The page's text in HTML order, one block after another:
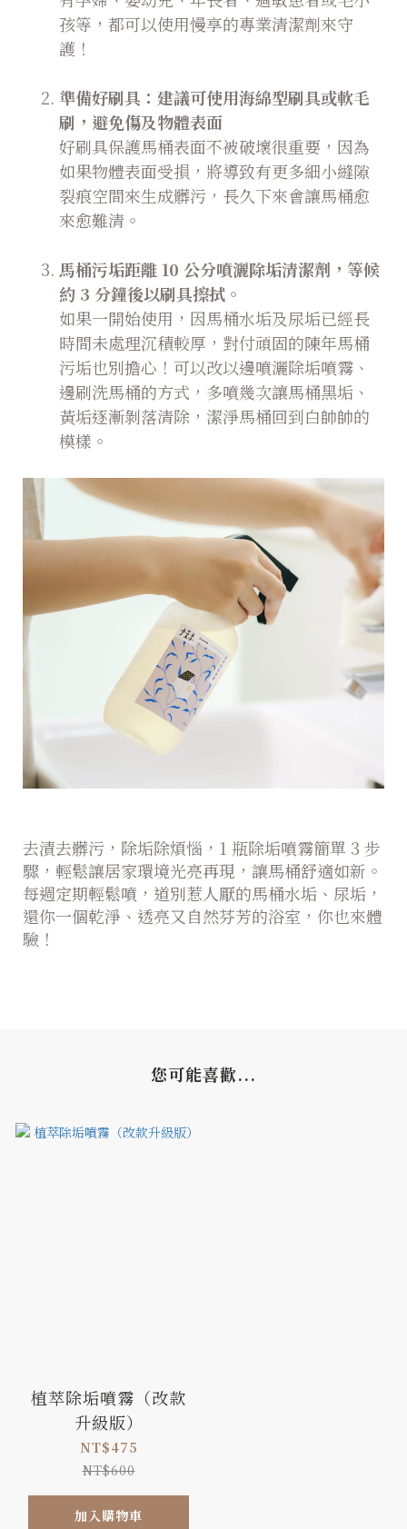
孩等，都可以使用慢享的專業清潔劑來守
護！
準備好刷具：建議可使用海綿型刷具或軟毛
刷，避免傷及物體表面
好刷具保護馬桶表面不被破壞很重要，因為
如果物體表面受損，將導致有更多細小縫隙
裂痕空間來生成髒污，長久下來會讓馬桶愈
來愈難清。
馬桶污垢距離 10 公分噴灑除垢清潔劑，等候
約 3 分鐘後以刷具擦拭。
如果一開始使用，因馬桶水垢及尿垢已經長
時間未處理沉積較厚，對付頑固的陳年馬桶
污垢也別擔心！可以改以邊噴灑除垢噴霧、
邊刷洗馬桶的方式，多噴幾次讓馬桶黑垢、
黃垢逐漸剝落清除，潔淨馬桶回到白帥帥的
模樣。
去漬去髒污，除垢除煩惱，1 瓶除垢噴霧簡單 3 步
驟，輕鬆讓居家環境光亮再現，讓馬桶舒適如新。
每週定期輕鬆噴，道別惹人厭的馬桶水垢、尿垢，
還你一個乾淨、透亮又自然芬芳的浴室，你也來體
驗！
您可能喜歡...
植萃除垢噴霧（改款
升級版）
NT$475
NT$600
加入購物車